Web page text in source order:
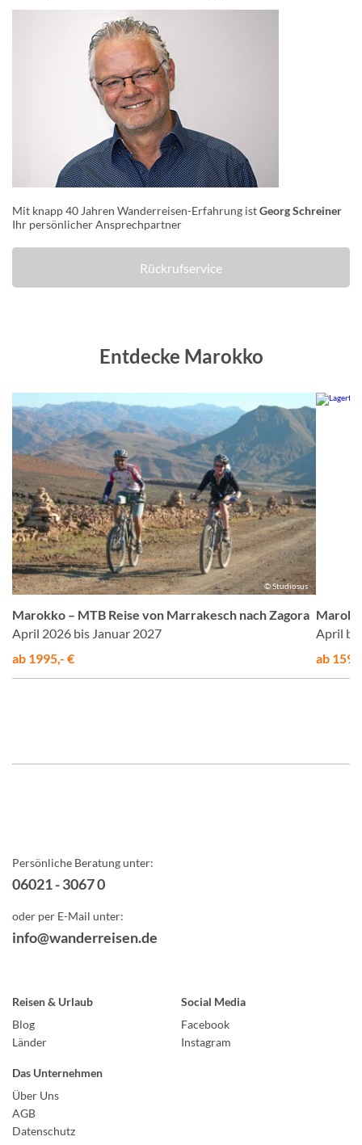
Mit knapp 40 Jahren Wanderreisen-Erfahrung istGeorg Schreiner
Ihr persönlicher Ansprechpartner
Rückrufservice
Entdecke Marokko
© Studiosus
Marokko – MTB Reise von Marrakesch nach Zagora
April 2026 bis Januar 2027
ab 1995,- €
April
ab
Persönliche Beratung unter:
06021 - 3067 0
oder per E-Mail unter:
info@wanderreisen.de
Reisen & Urlaub
Blog
Länder
Social Media
Facebook
Instagram
Das Unternehmen
Über Uns
AGB
Datenschutz